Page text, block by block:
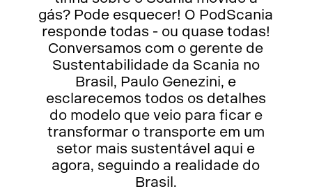
gás? Pode esquecer! O PodScania
responde todas - ou quase todas!
Conversamos com o gerente de
Sustentabilidade da Scania no
Brasil, Paulo Genezini, e
esclarecemos todos os detalhes
do modelo que veio para ficar e
transformar o transporte em um
setor mais sustentável aqui e
agora, seguindo a realidade do
Brasil.